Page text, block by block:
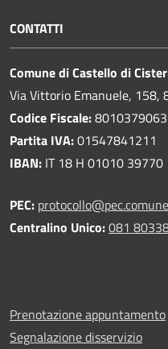
CONTATTI
Comune di Castello di
Via Vittorio Emanuele, 158,
Codice Fiscale:
Partita IVA:01547841211
IBAN: IT 18 H 01010
PEC:
Centralino Unico:081
Prenotazione appuntamento
Segnalazione disservizio